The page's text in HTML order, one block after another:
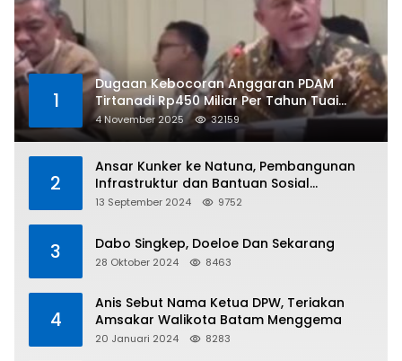
1
Dugaan Kebocoran Anggaran PDAM
Tirtanadi Rp450 Miliar Per Tahun Tuai
Kritikan
4 November 2025 32159
2
Ansar Kunker ke Natuna, Pembangunan
Infrastruktur dan Bantuan Sosial
Direalisasikan Hingga Pulau Tiga
13 September 2024 9752
3 Dabo Singkep, Doeloe Dan Sekarang
28 Oktober 2024 8463
4
Anis Sebut Nama Ketua DPW, Teriakan
Amsakar Walikota Batam Menggema
20 Januari 2024 8283